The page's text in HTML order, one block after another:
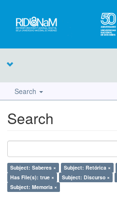
Search
Search
Subject: Saberes × Subject: Retórica ×
Has File(s): true ×
Subject: Discurso ×
Subject: Memoria ×